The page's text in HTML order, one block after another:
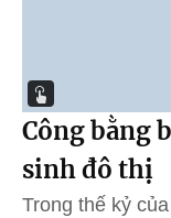
Công bằng
sinh đô thị
Trong thế kỷ